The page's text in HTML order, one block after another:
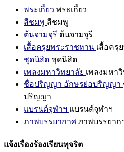
พระเกี้ยว พระเกี้ยว
สีชมพู สีชมพู
ต้นจามจุรี ต้นจามจุรี
เสื้อครุยพระราชทาน เสื้อครุ
ชุดนิสิต ชุดนิสิต
เพลงมหาวิทยาลัย เพลงมหา
ชื่อปริญญา อักษรย่อปริญญา
ปริญญา
แบรนด์จุฬาฯ แบรนด์จุฬาฯ
ภาพบรรยากาศ ภาพบรรยาก
แจ้งเรื่องร้องเรียนทุจริต